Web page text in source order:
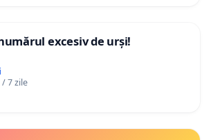
excesiv de urși!
7 zile